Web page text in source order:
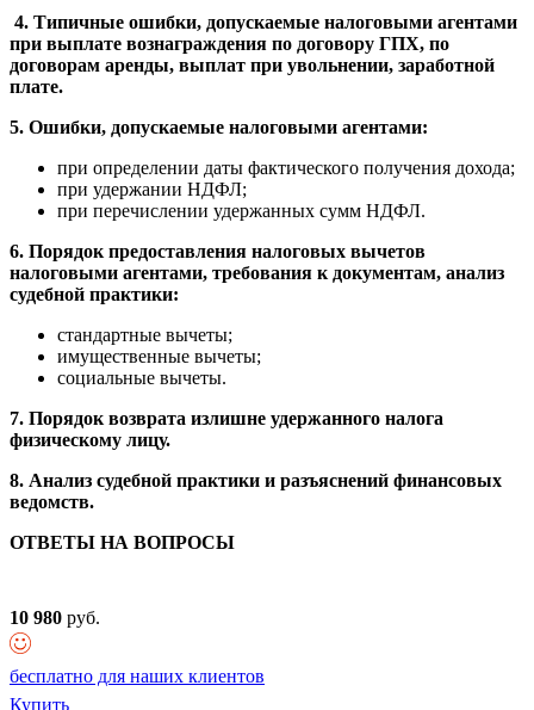
4. Типичные ошибки, допускаемые налоговыми агентами
при выплате вознаграждения по договору ГПХ, по
договорам аренды, выплат при увольнении, заработной
плате.
5. Ошибки, допускаемые налоговыми агентами:
при определении даты фактического получения дохода;
при удержании НДФЛ;
при перечислении удержанных сумм НДФЛ.
6. Порядок предоставления налоговых вычетов
налоговыми агентами, требования к документам, анализ
судебной практики:
стандартные вычеты;
имущественные вычеты;
социальные вычеты.
7. Порядок возврата излишне удержанного налога
физическому лицу.
8. Анализ судебной практики и разъяснений финансовых
ведомств.
ОТВЕТЫ НА ВОПРОСЫ
10 980 руб.
бесплатно для наших клиентов
Купить